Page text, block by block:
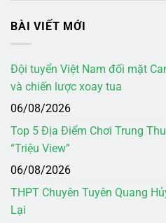
BÀI VIẾT MỚI
Đội tuyển Việt Nam đối mặt
và chiến lược xoay tua
06/08/2026
Top 5 Địa Điểm Chơi Trung
“Triệu View”
06/08/2026
THPT Chuyên Tuyên Quang
Lại